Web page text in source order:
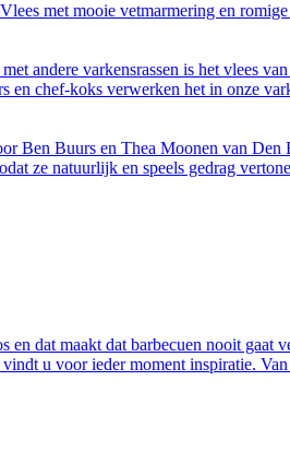
met mooie vetmarmering en
andere varkensrassen is het vlees
en chef-koks verwerken het in onze
Ben Buurs en Thea Moonen van
ze natuurlijk en speels gedrag
dat maakt dat barbecuen nooit
u voor ieder moment inspiratie.